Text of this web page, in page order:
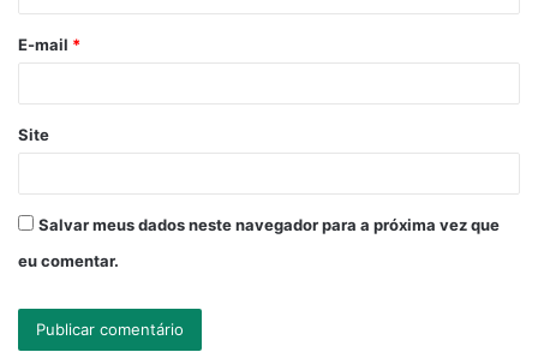
*
E-mail *
Site
Salvar meus dados neste navegador para a próxima vez que
eu comentar.